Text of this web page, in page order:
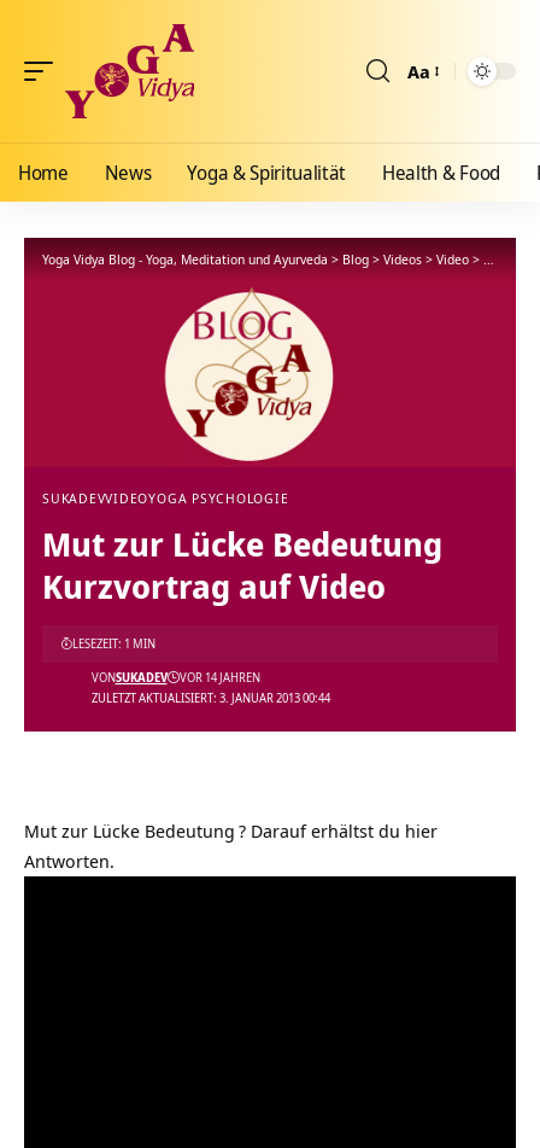
Aa
Home News Yoga & Spiritualität Health & Food
Yoga Vidya Blog - Yoga, Meditation und Ayurveda > Blog > Videos > Video > Mut zur
SUKADEVVIDEOYOGA PSYCHOLOGIE
Mut zur Lücke Bedeutung
Kurzvortrag auf Video
ZULETZT AKTUALISIERT: 3. JANUAR 2013 00:44
VONSUKADEV VOR 14 JAHREN
LESEZEIT: 1 MIN
Mut zur Lücke Bedeutung ? Darauf erhältst du hier
Antworten.